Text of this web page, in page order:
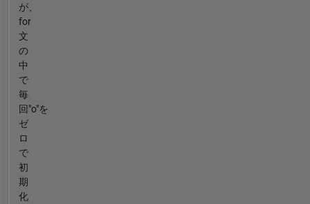
が、
for
文
の
中
で
毎
回"o"を
ゼ
ロ
で
初
期
化